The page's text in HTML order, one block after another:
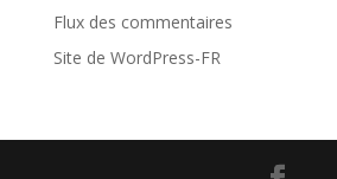
Flux des commentaires
Site de WordPress-FR